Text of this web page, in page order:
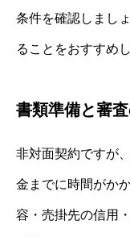
条件を確認しまし
ることをおすすめし
書類準備と審
非対面契約ですが
金までに時間がか
容・売掛先の信用